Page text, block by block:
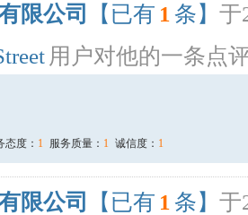
限公司 【已有 1 条】 于
用户对他的一条点
态度： 1 服务质量： 1 诚信度： 1
限公司 【已有 1 条】 于